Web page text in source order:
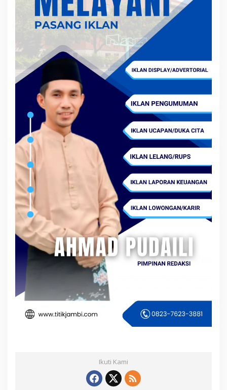
Ikuti Kami